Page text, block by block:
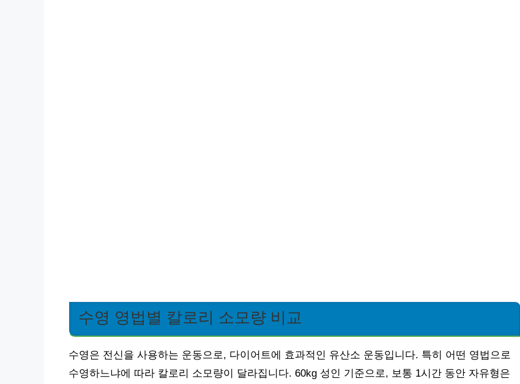
수영 영법별 칼로리 소모량 비교
수영은 전신을 사용하는 운동으로, 다이어트에 효과적인 유산소 운동입니다. 특히 어떤 영법으로
수영하느냐에 따라 칼로리 소모량이 달라집니다. 60kg 성인 기준으로, 보통 1시간 동안 자유형은